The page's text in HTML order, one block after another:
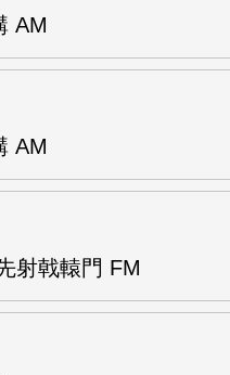
AM
AM
射戟轅門 FM